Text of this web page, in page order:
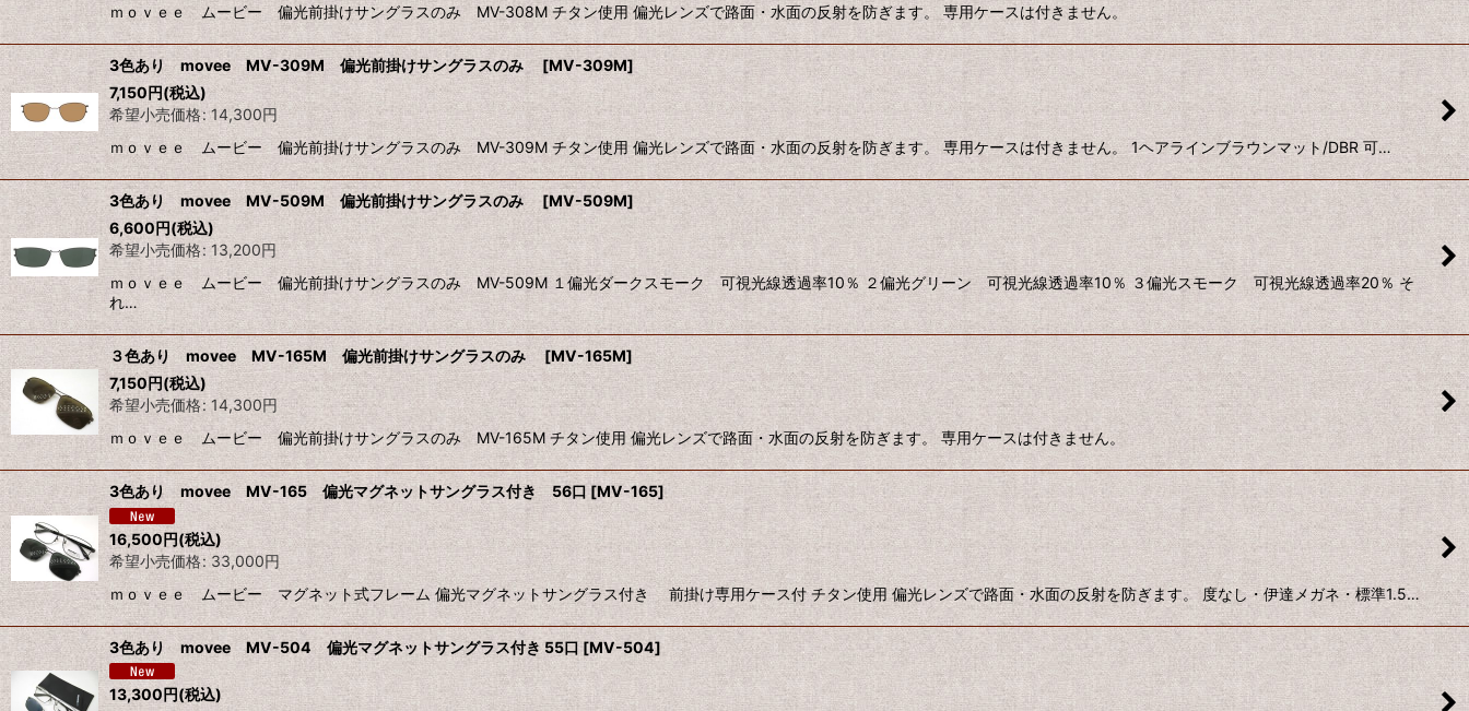
ｍｏｖｅｅ ムービー 偏光前掛けサングラスのみ MV-308M チタン使用 偏光レンズで路面・水面の反射を防ぎます。 専用ケースは付きません。
3色あり movee MV-309M 偏光前掛けサングラスのみ [MV-309M]
7,150円(税込)
希望小売価格: 14,300円
ｍｏｖｅｅ ムービー 偏光前掛けサングラスのみ MV-309M チタン使用 偏光レンズで路面・水面の反射を防ぎます。 専用ケースは付きません。 1ヘアラインブラウンマット/DBR 可…
3色あり movee MV-509M 偏光前掛けサングラスのみ [MV-509M]
6,600円(税込)
希望小売価格: 13,200円
ｍｏｖｅｅ ムービー 偏光前掛けサングラスのみ MV-509M １偏光ダークスモーク 可視光線透過率10％ ２偏光グリーン 可視光線透過率10％ ３偏光スモーク 可視光線透過率20％ そ
れ…
３色あり movee MV-165M 偏光前掛けサングラスのみ [MV-165M]
7,150円(税込)
希望小売価格: 14,300円
ｍｏｖｅｅ ムービー 偏光前掛けサングラスのみ MV-165M チタン使用 偏光レンズで路面・水面の反射を防ぎます。 専用ケースは付きません。
3色あり movee MV-165 偏光マグネットサングラス付き 56口 [MV-165]
16,500円(税込)
希望小売価格: 33,000円
ｍｏｖｅｅ ムービー マグネット式フレーム 偏光マグネットサングラス付き 前掛け専用ケース付 チタン使用 偏光レンズで路面・水面の反射を防ぎます。 度なし・伊達メガネ・標準1.5…
3色あり movee MV-504 偏光マグネットサングラス付き 55口 [MV-504]
13,300円(税込)